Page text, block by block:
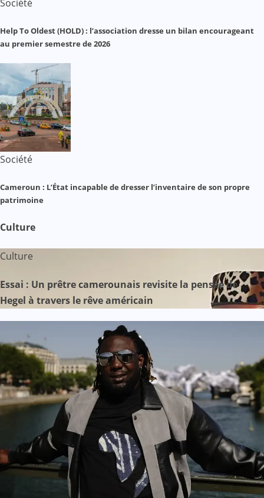
Société
Help To Oldest (HOLD) : l’association dresse un bilan encourageant
au premier semestre de 2026
Société
Cameroun : L’État incapable de dresser l’inventaire de son propre
patrimoine
Culture
Culture
Essai : Un prêtre camerounais revisite la pensée de
Hegel à travers le rêve américain